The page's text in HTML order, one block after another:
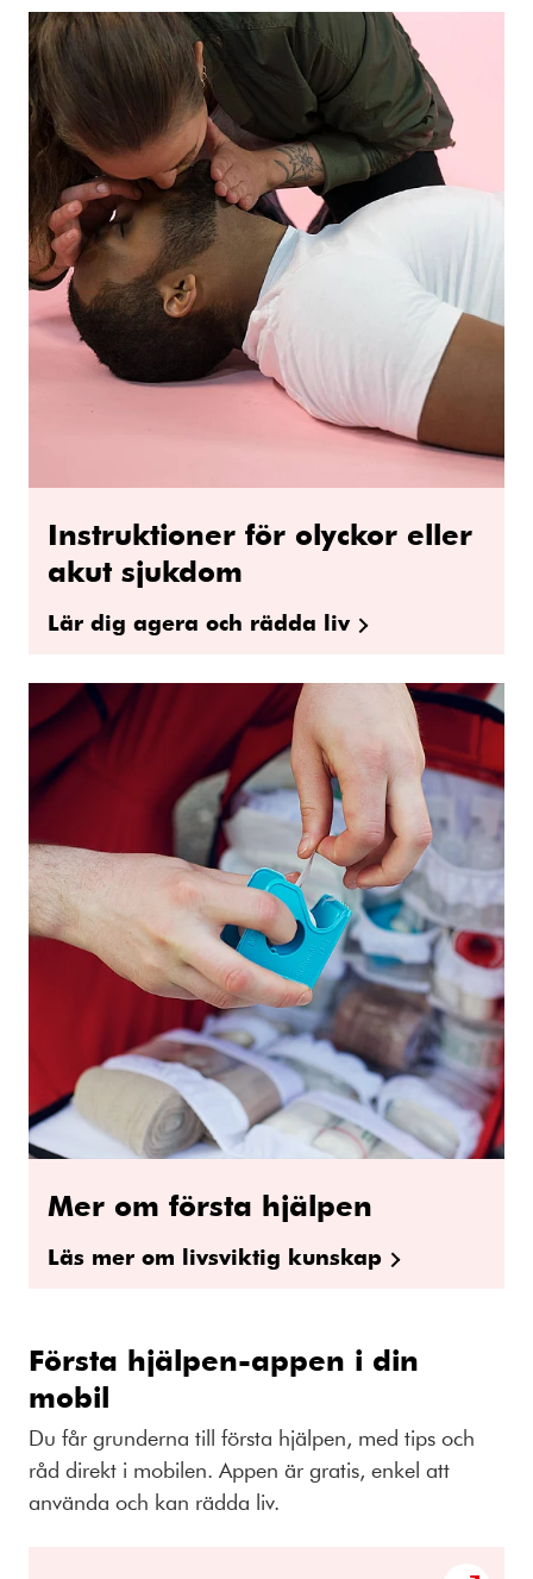
Instruktioner för olyckor eller
akut sjukdom
Lär dig agera och rädda liv
Mer om första hjälpen
Läs mer om livsviktig kunskap
Första hjälpen-appen i din
mobil
Du får grunderna till första hjälpen, med tips och
råd direkt i mobilen. Appen är gratis, enkel att
använda och kan rädda liv.